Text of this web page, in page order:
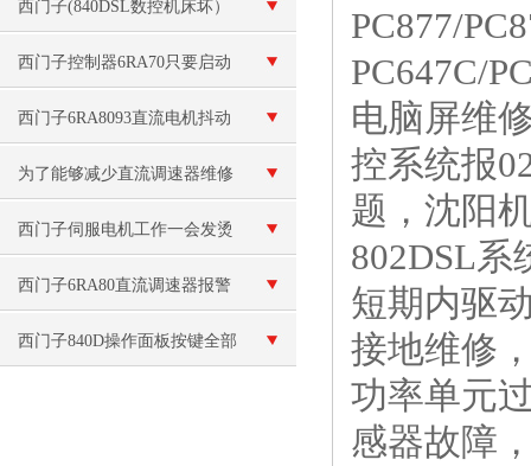
灯不亮 NCU不能启动
西门子(840DSL数控机床坏）
26100代码故障维修
西门子控制器6RA70只要启动
就烧保险维修
西门子6RA8093直流电机抖动
维修控制柜坏
为了能够减少直流调速器维修
次数,我们一定要定期保养
西门子伺服电机工作一会发烫
修理
西门子6RA80直流调速器报警
代码F60031/F60035咨询
西门子840D操作面板按键全部
PC877/
PC647C/
电脑屏维
控系统报
题，沈阳
802DSL系
短期内驱
接地维修
功率单元
感器故障